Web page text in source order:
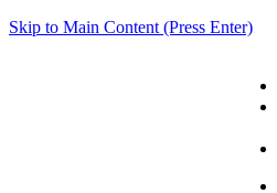
Skip to Main Content (Press Enter)